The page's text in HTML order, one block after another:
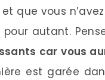
et que vous
autant.
car vous
est garée